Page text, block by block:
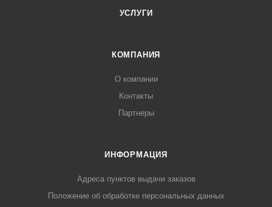
УСЛУГИ
КОМПАНИЯ
О компании
Контакты
Партнеры
ИНФОРМАЦИЯ
Адреса пунктов выдачи заказов
Положение об обработке персональных данных